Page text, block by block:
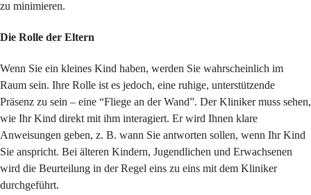
zu minimieren.
Die Rolle der Eltern
Wenn Sie ein kleines Kind haben, werden Sie wahrscheinlich im
Raum sein. Ihre Rolle ist es jedoch, eine ruhige, unterstützende
Präsenz zu sein – eine “Fliege an der Wand”. Der Kliniker muss sehen,
wie Ihr Kind direkt mit ihm interagiert. Er wird Ihnen klare
Anweisungen geben, z. B. wann Sie antworten sollen, wenn Ihr Kind
Sie anspricht. Bei älteren Kindern, Jugendlichen und Erwachsenen
wird die Beurteilung in der Regel eins zu eins mit dem Kliniker
durchgeführt.